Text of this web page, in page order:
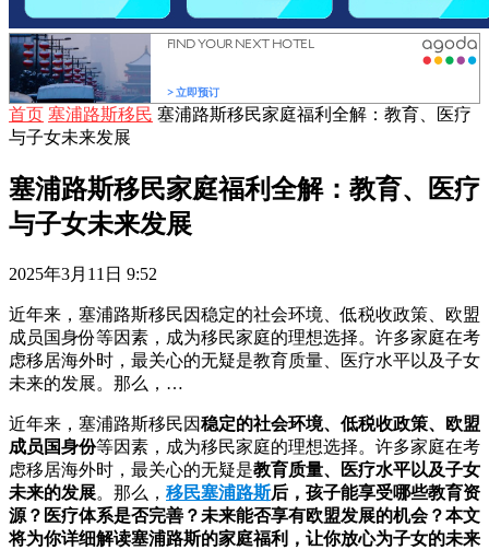
首页 塞浦路斯移民 塞浦路斯移民家庭福利全解：教育、医疗
与子女未来发展
塞浦路斯移民家庭福利全解：教育、医疗
与子女未来发展
2025年3月11日 9:52
近年来，塞浦路斯移民因稳定的社会环境、低税收政策、欧盟
成员国身份等因素，成为移民家庭的理想选择。许多家庭在考
虑移居海外时，最关心的无疑是教育质量、医疗水平以及子女
未来的发展。那么，…
近年来，塞浦路斯移民因稳定的社会环境、低税收政策、欧盟
成员国身份等因素，成为移民家庭的理想选择。许多家庭在考
虑移居海外时，最关心的无疑是教育质量、医疗水平以及子女
未来的发展。那么， 移民塞浦路斯后，孩子能享受哪些教育资
源？医疗体系是否完善？未来能否享有欧盟发展的机会？本文
将为你详细解读塞浦路斯的家庭福利，让你放心为子女的未来